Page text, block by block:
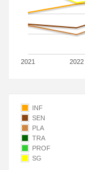
2021 2022
INF
SEN
PLA
TRA
PROF
SG